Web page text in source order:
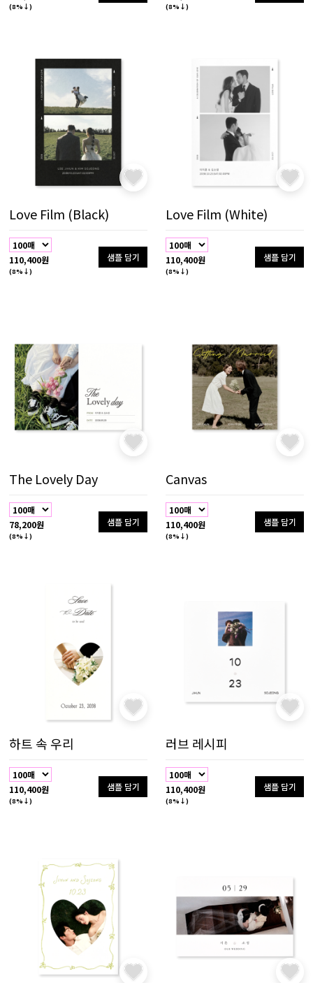
(8%↓) (8%↓)
Love Film (Black)
110,400원
(8%↓)
샘플 담기
Love Film (White)
110,400원
(8%↓)
샘플 담기
The Lovely Day
78,200원
(8%↓)
샘플 담기
Canvas
110,400원
(8%↓)
샘플 담기
하트 속 우리
110,400원
(8%↓)
샘플 담기
러브 레시피
110,400원
(8%↓)
샘플 담기